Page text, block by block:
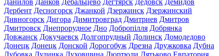
Данилов Данков Дебальцево Дегтярск Дедовск Демидов
Дербент Десногорск Джанкой Дзержинск Дзержинский
Дивногорск Дигора Димитровград Дмитриев Дмитров
Дмитровск Днепрорудное Дно Добропілля Добрянка
Довжанск Докучаевск Долгопрудный Долинск Домодедово
Донецк Донецк Донской Дорогобуж Дрезна Дружковка Дубна
Дубовка Дудинка Духовщина Дюртюли Дятьково Евпатория